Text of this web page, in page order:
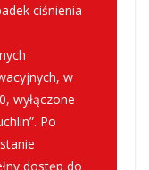
ciśnienia
w
wyłączone
Po
dostęp do